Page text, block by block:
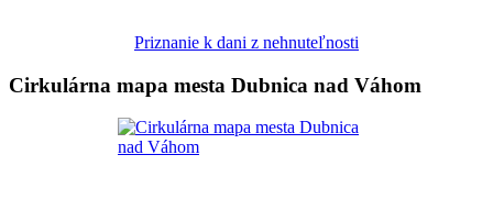
Priznanie k dani z nehnuteľnosti
Cirkulárna mapa mesta Dubnica nad Váhom